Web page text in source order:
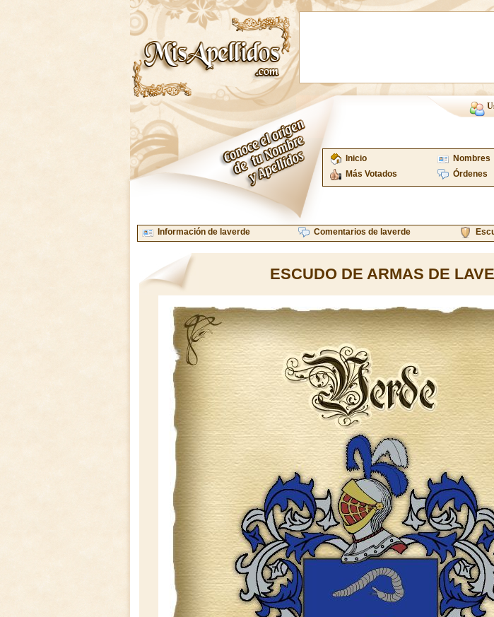
Inicio Nombres
Más Votados
Órdenes
Información de laverde Comentarios de laverde
ESCUDO DE ARMAS DE